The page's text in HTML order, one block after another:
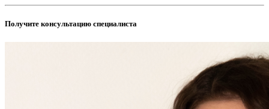
Получите консультацию специалиста